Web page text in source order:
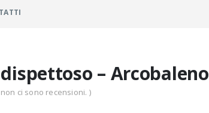
– Arcobaleno
ci sono recensioni. )